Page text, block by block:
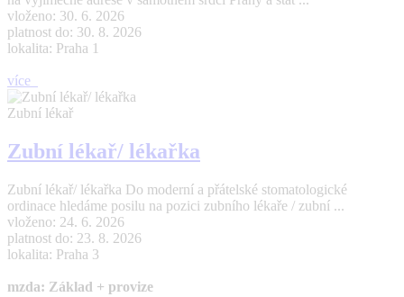
vloženo: 30. 6. 2026
platnost do: 30. 8. 2026
lokalita: Praha 1
více
Zubní lékař
Zubní lékař/ lékařka
Zubní lékař/ lékařka Do moderní a přátelské stomatologické
ordinace hledáme posilu na pozici zubního lékaře / zubní ...
vloženo: 24. 6. 2026
platnost do: 23. 8. 2026
lokalita: Praha 3
mzda: Základ + provize